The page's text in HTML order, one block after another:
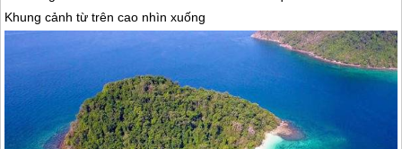
Khung cảnh từ trên cao nhìn xuống